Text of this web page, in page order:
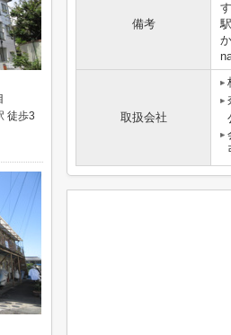
備考
取扱会社
徒歩3